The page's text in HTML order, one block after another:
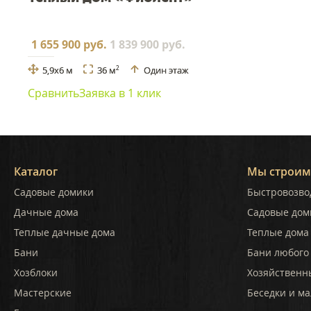
1 655 900 руб. 1 839 900 руб.
5,9x6 м 36 м2 Один этаж
СравнитьЗаявка в 1 клик
Каталог
Садовые домики
Дачные дома
Теплые дачные дома
Бани
Хозблоки
Мастерские
Мы строим
Садовые
Теплые дома
Бани
Беседки и